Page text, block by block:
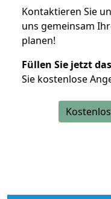
Kontaktieren Sie
uns gemeinsam
planen!
Füllen Sie jetzt
Sie kostenlose